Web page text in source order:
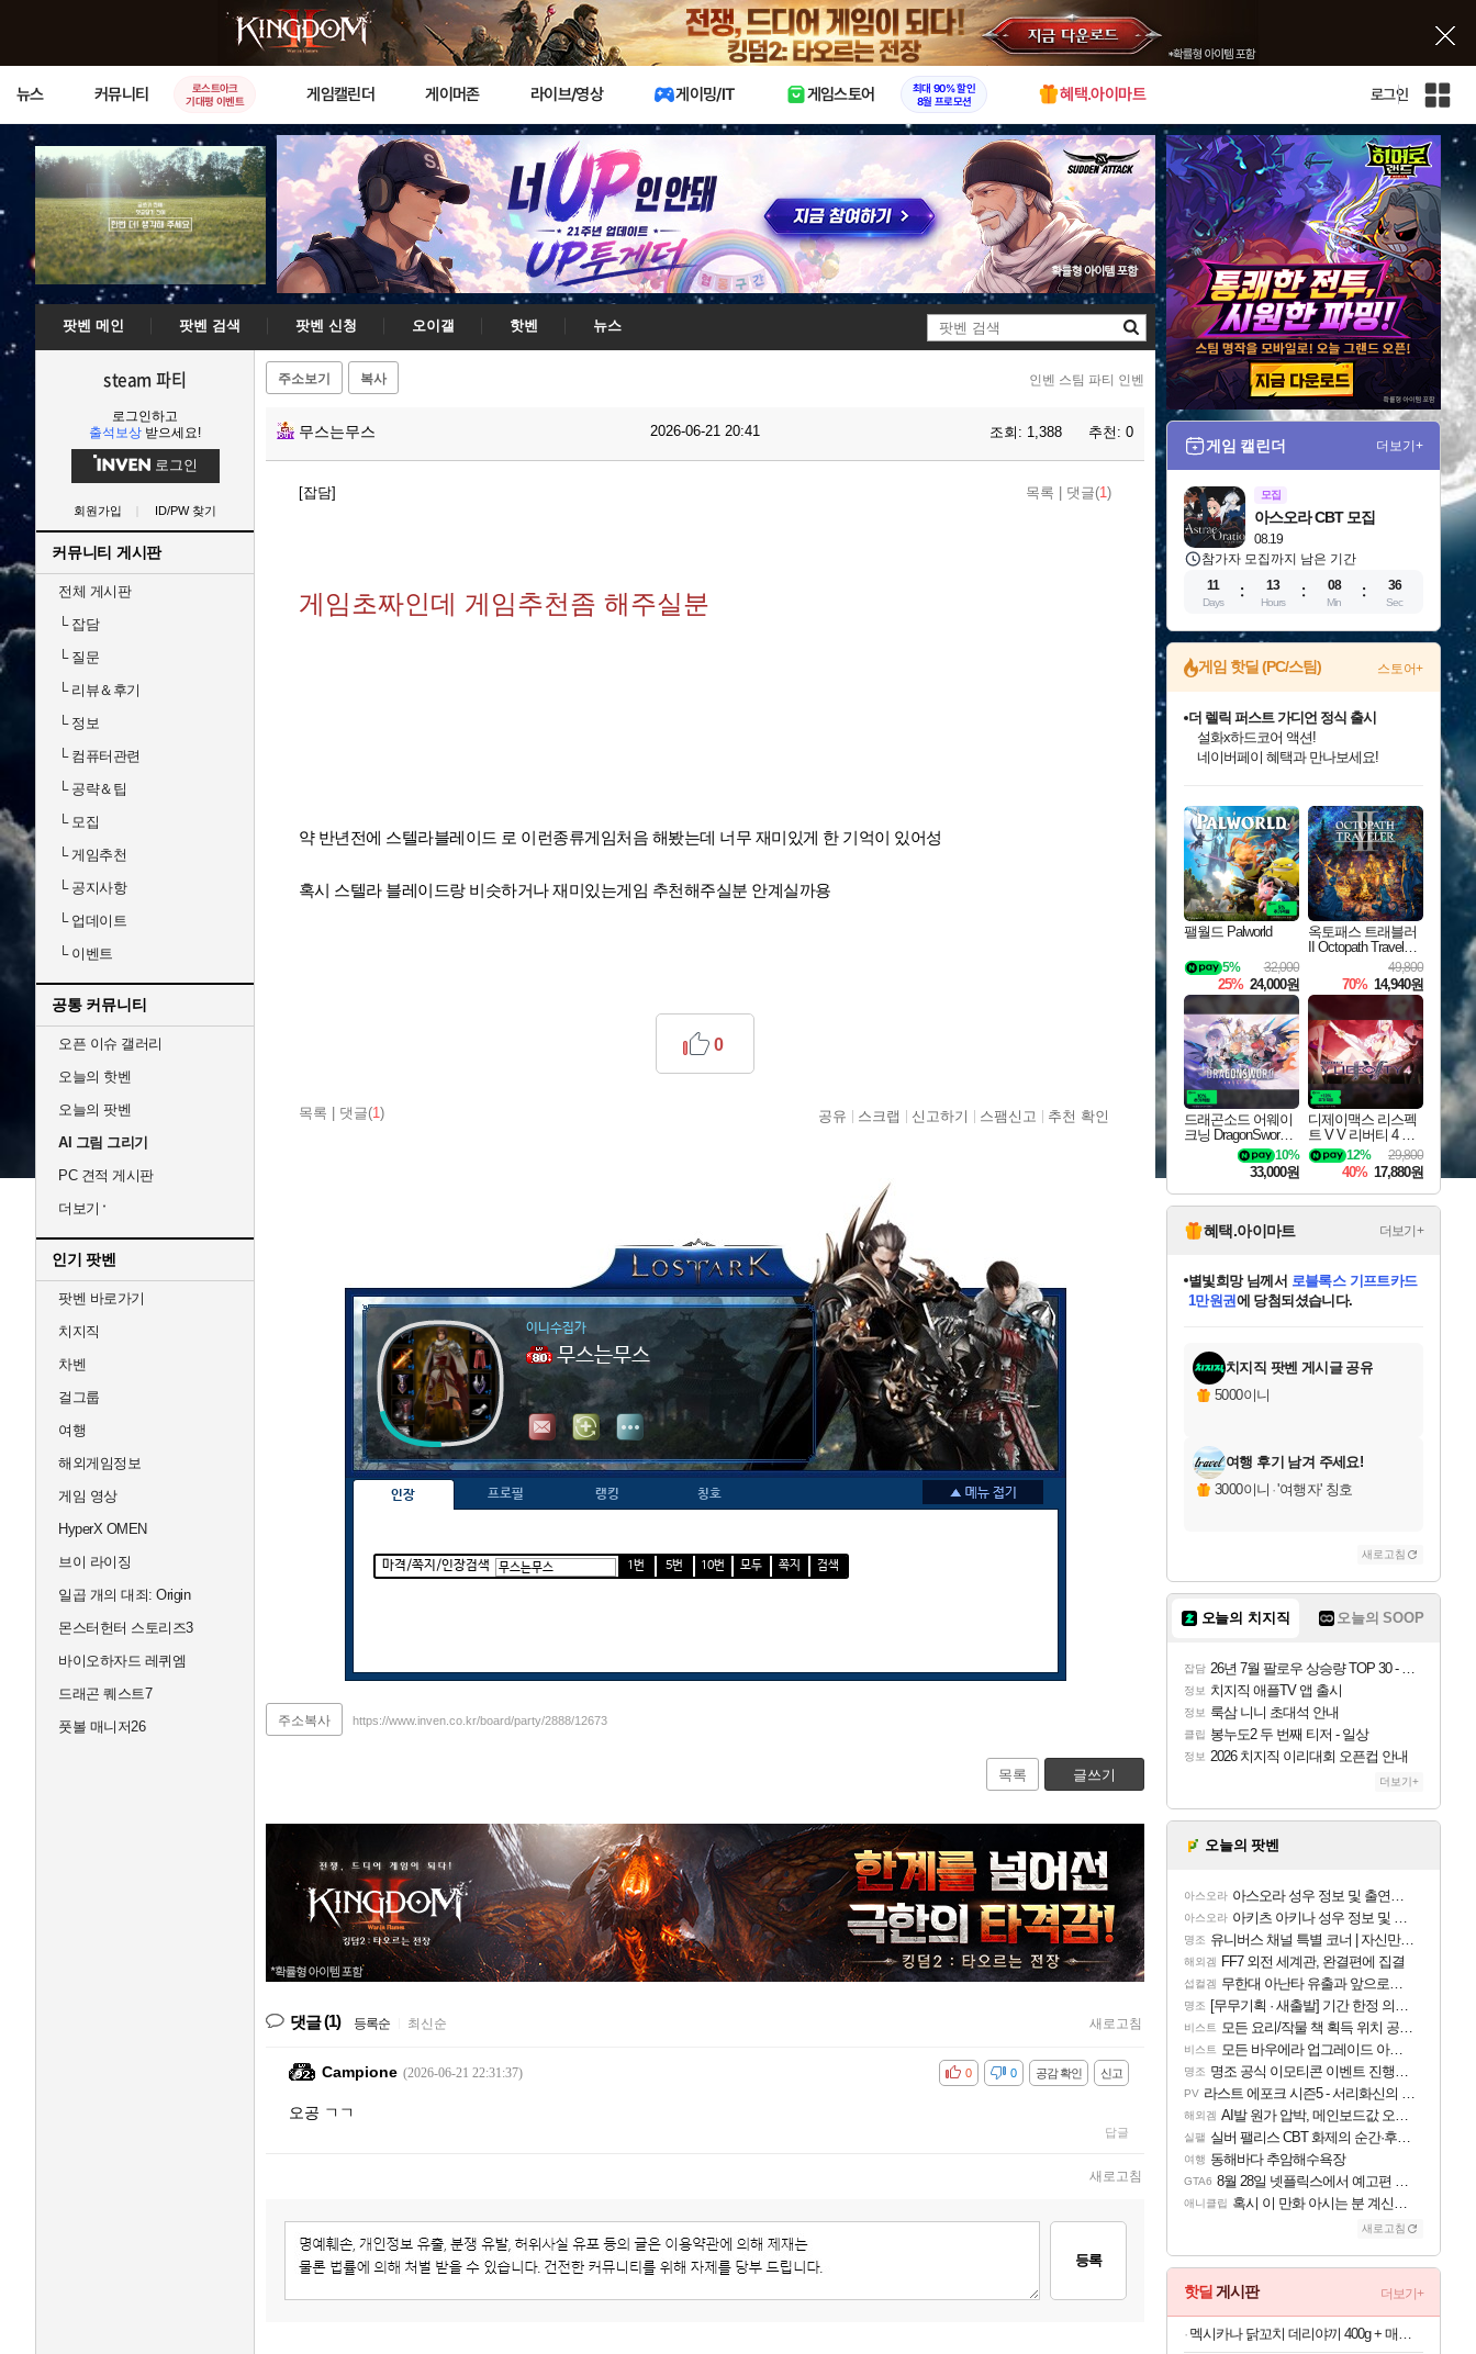
X
뉴스 커뮤니티
로스트아크
기대평 이벤트
게임캘린더 게이머존 라이브/영상 게이밍/IT 게임스토어
최대 90% 할인
8월 프로모션
혜택.아이마트 로그인
인
벤
전
사
이
트
맵
팟벤 메인 팟벤 검색 팟벤 신청 오이갤 핫벤
뉴스
검
steam 파티
로그인하고
출석보상 받으세요!
로그인
회원가입 ID/PW 찾기
커뮤니티 게시판
전체 게시판
└잡담
└질문
└리뷰＆후기
└정보
└컴퓨터관련
└공략＆팁
└모집
└게임추천
└공지사항
└업데이트
└이벤트
공통 커뮤니티
오픈 이슈 갤러리
오늘의 핫벤
오늘의 팟벤
AI 그림 그리기
PC 견적 게시판
더보기
인기 팟벤
팟벤 바로가기
치지직
차벤
걸그룹
여행
해외게임정보
게임 영상
HyperX OMEN
브이 라이징
일곱 개의 대죄: Origin
몬스터헌터 스토리즈3
바이오하자드 레퀴엠
드래곤 퀘스트7
풋볼 매니저26
주소보기 복사 인벤 스팀 파티 인벤
무스는무스 2026-06-21 20:41 조회: 1,388 추천: 0
[잡담] 목록 댓글(1)
게임초짜인데 게임추천좀 해주실분
약 반년전에 스텔라블레이드 로 이런종류게임처음 해봤는데 너무 재미있게 한 기억이 있어성
혹시 스텔라 블레이드랑 비슷하거나 재미있는게임 추천해주실분 안계실까용
목록 댓글(1)
0
공유 스크랩 신고하기 스팸신고 추천 확인
이니수집가
무스는무스
인장 프로필 랭킹 칭호
마격/쪽지/인장검색 1번 5번 10번 모두 쪽지 검색
주소복사 https://www.inven.co.kr/board/party/2888/12673
목록 글쓰기
댓글(1) 등록순 최신순 새로고침
Campione (2026-06-21 22:31:37) 신고
공감 확인
비공감 0
0
오공 ㄱㄱ
답글
새로고침
등록
게임 캘린더 더보기+
모집
08.19
아스오라 CBT 모집
참가자 모집까지 남은 기간
11
Days
13
Hours
08
Min
35
Sec
게임 핫딜 (PC/스팀) 스토어+
최대 90% 할인가를 만나보세요!
네이버혜택과 함께 만나보세요!
50%할인&추가 적립까지!
네이버 포인트 혜택까지!
이니&베니 혜택까지!
네이버 혜택가와 함께 예약하세요!
할인&네이버혜택으로 만나보세요!
더 렐릭 퍼스트 가디언 정식 출시
설화x하드코어 액션!
네이버페이 혜택과 만나보세요!
40주년 프로모션으로 만나보세요!
할인가에 만나보세요!
일부 에디션 상시 할인!
혜택으로 예약 판매 중
편안하게 충전하세요
팰월드 Palworld
32,000
5%
25% 24,000원
옥토패스 트래블러
II Octopath Traveler I
49,800
70% 14,940원
드래곤소드 어웨이
크닝 DragonSword A
10%
33,000원
디제이맥스 리스펙
트 V V 리버티 4 팩
DJMAX RESPECT
V V Liberty 4 Pack D
29,800
12%
40% 17,880원
혜택.아이마트 더보기+
교환.
당첨되셨습니다.
당첨되셨습니다.
당첨되셨습니다.
별빛희망님께서 로블록스 기프트카드
1만원권에 당첨되셨습니다.
당첨되셨습니다.
당첨되셨습니다.
당첨되셨습니다.
당첨되셨습니다.
에디션 (스팀코드)를 교환.
당첨되셨습니다.
치지직 팟벤 게시글 공유
5000이니
여행 후기 남겨 주세요!
3000이니 ·'여행자' 칭호
새로고침
오늘의 치지직 오늘의 SOOP
잡담 26년 7월 팔로우 상승량 TOP 30 - 월간 치지직
정보 치지직 애플TV 앱 출시
정보 룩삼 니니 초대석 안내
클립 봉누도2 두 번째 티저 - 일상
정보 2026 치지직 이리대회 오픈컵 안내
더보기+
오늘의 팟벤
아스오라 아스오라 성우 정보 및 출연작 모음
아스오라 아키츠 아키나 성우 정보 및 주요 필모
명조 유니버스 채널 특별 코너 | 자신만의 스타일
해외겜 FF7 외전 세계관, 완결편에 집결
섭컬겜 무한대 아난타 유출과 앞으로의 예상 (루머)
명조 [무무기획 · 새출발] 기간 한정 의뢰 이벤트
비스트 모든 요리/작물 책 획득 위치 공략 (36개) - 미식가 도전과제
비스트 모든 바우에라 업그레이드 아이템 획득 위치 공략 (89개)
명조 명조 공식 이모티콘 이벤트 진행해봤습니다! 참여부터 추첨까지????
PV 라스트 에포크 시즌5 - 서리화신의 분노 티저
해외겜 AI발 원가 압박, 메인보드값 오르나
실팰 실버 팰리스 CBT 화제의 순간·후기 모음
여행 동해바다 추암해수욕장
GTA6 8월 28일 넷플릭스에서 예고편 공개 예정
애니클립 혹시 이 만화 아시는 분 계신가요
새로고침
핫딜 게시판 더보기+
멕시카나 닭꼬치 데리야끼 400g + 매콤숯불 450g (100g당 2,410원)